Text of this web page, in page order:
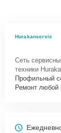
Hurakanservis
Сеть
техники
Профильный
Ремонт любой